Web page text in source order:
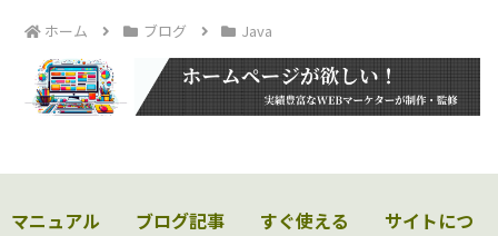
ホーム ブログ Java
マニュアル ブログ記事
すぐ使える
サイトにつ